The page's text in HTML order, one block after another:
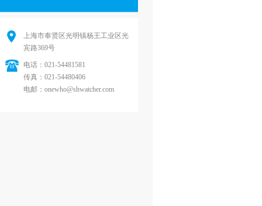
上海市奉贤区光明镇杨王工业区光
宾路369号
电话：021-54481581
传真：021-54480406
电邮：onewho@shwatcher.com